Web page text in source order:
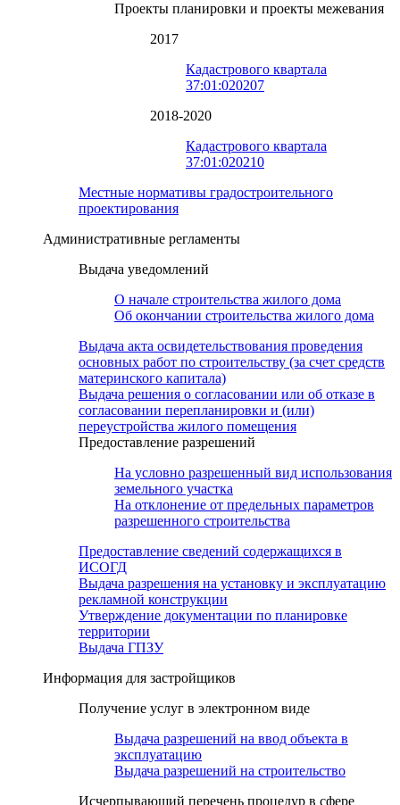
Проекты планировки и проекты межевания
2017
Кадастрового квартала
37:01:020207
2018-2020
Кадастрового квартала
37:01:020210
Местные нормативы градостроительного
проектирования
Административные регламенты
Выдача уведомлений
О начале строительства жилого дома
Об окончании строительства жилого дома
Выдача акта освидетельствования проведения
основных работ по строительству (за счет средств
материнского капитала)
Выдача решения о согласовании или об отказе в
согласовании перепланировки и (или)
переустройства жилого помещения
Предоставление разрешений
На условно разрешенный вид использования
земельного участка
На отклонение от предельных параметров
разрешенного строительства
Предоставление сведений содержащихся в
ИСОГД
Выдача разрешения на установку и эксплуатацию
рекламной конструкции
Утверждение документации по планировке
территории
Выдача ГПЗУ
Информация для застройщиков
Получение услуг в электронном виде
Выдача разрешений на ввод объекта в
эксплуатацию
Выдача разрешений на строительство
Исчерпывающий перечень процедур в сфере